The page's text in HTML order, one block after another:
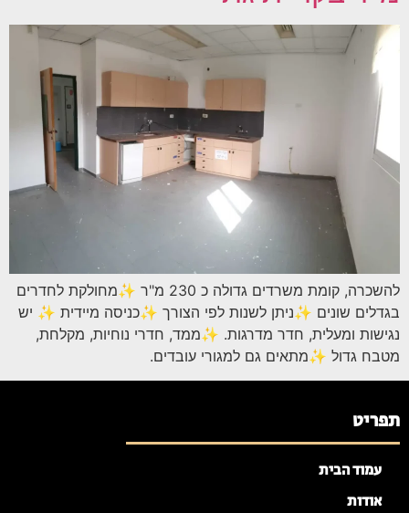
להשכרה, קומת משרדים גדולה כ 230 מ"ר ✨מחולקת לחדרים
בגדלים שונים ✨ניתן לשנות לפי הצורך ✨כניסה מיידית ✨ יש
נגישות ומעלית, חדר מדרגות. ✨ממד, חדרי נוחיות, מקלחת,
מטבח גדול ✨מתאים גם למגורי עובדים.
תפריט
עמוד הבית
אודות